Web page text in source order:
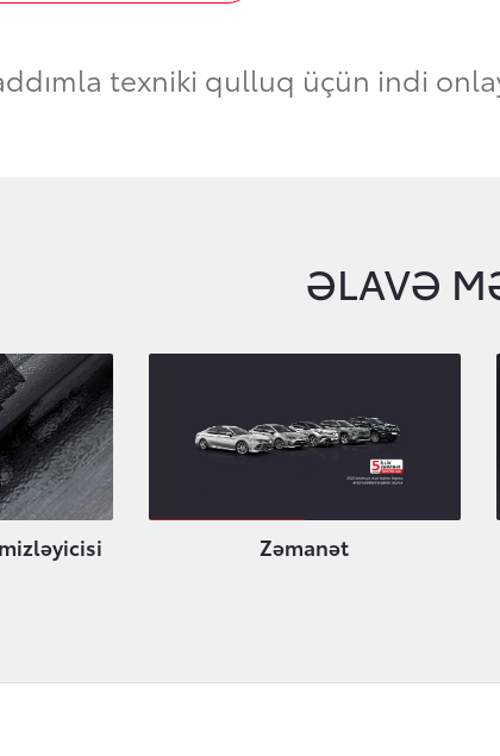
texniki qulluq üçün indi
ƏLAVƏ
Zəmanət